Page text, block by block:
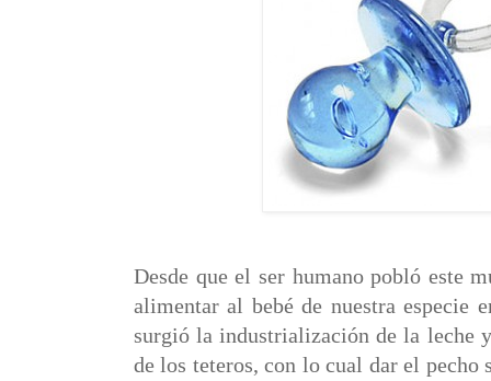
Desde que el ser humano pobló este
alimentar al bebé de nuestra especie
surgió la industrialización de la leche
de los teteros, con lo cual dar el pecho